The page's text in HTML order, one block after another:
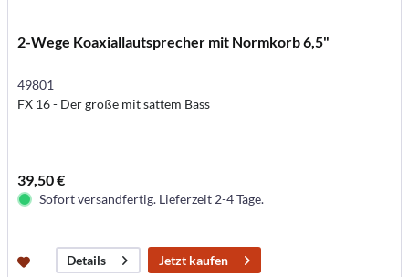
2-Wege Koaxiallautsprecher mit Normkorb 6,5"
49801
FX 16 - Der große mit sattem Bass
39,50 €
Sofort versandfertig. Lieferzeit 2-4 Tage.
Details Jetzt kaufen